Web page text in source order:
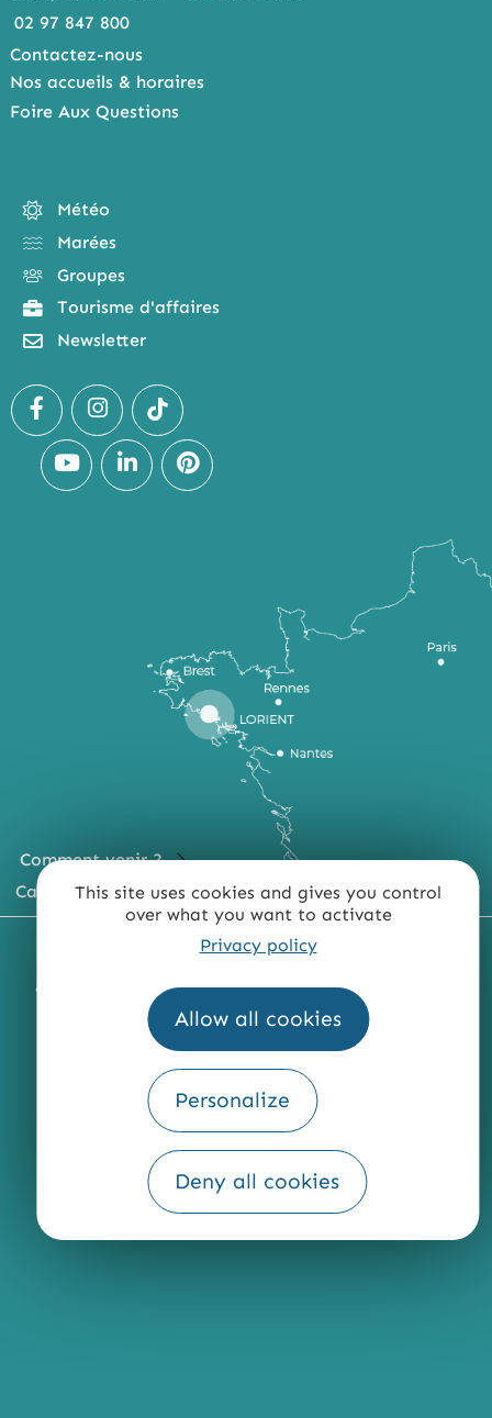
This site uses cookies and gives you control
over what you want to activate
Privacy policy
Allow all cookies
Personalize
Deny all cookies
02 97 847 800
Contactez-nous
Nos accueils & horaires
Foire Aux Questions
Météo
Marées
Groupes
Tourisme d'affaires
Newsletter
Comment venir ?
Carte du territoire
MENTIONS LÉGALES PLAN DU SITE
ACCESSIBILITÉ : NON CONFORME PRESSE
QUI SOMMES-NOUS ?
Fourni par
Traduction